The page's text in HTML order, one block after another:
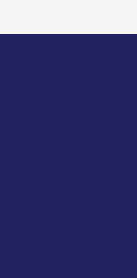
s čistým
veľké
Prajem